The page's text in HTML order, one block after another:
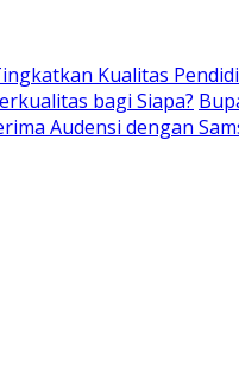
Kualitas
bagi Siapa?
Audensi dengan